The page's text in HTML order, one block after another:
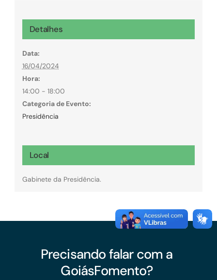
Detalhes
Data:
16/04/2024
Hora:
14:00 - 18:00
Categoria de Evento:
Presidência
Local
Gabinete da Presidência.
Precisando falar com a
GoiásFomento?